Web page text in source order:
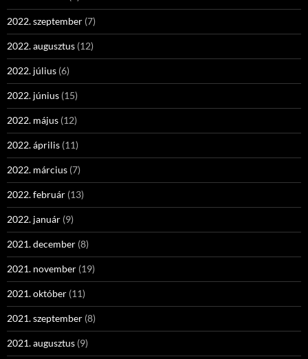
2022. szeptember (7)
2022. augusztus (12)
2022. július (6)
2022. június (15)
2022. május (12)
2022. április (11)
2022. március (7)
2022. február (13)
2022. január (9)
2021. december (8)
2021. november (19)
2021. október (11)
2021. szeptember (8)
2021. augusztus (9)